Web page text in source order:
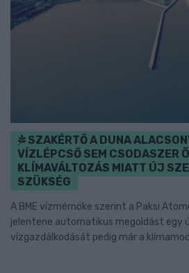
SZAKÉRTŐ A DUNA
VÍZLÉPCSŐ SEM CSODASZER
KLÍMAVÁLTOZÁS MIATT ÚJ
SZÜKSÉG
A BME vízmérnöke szerint a Paksi
jelentene automatikus megoldást egy
vízgazdálkodását pedig már a